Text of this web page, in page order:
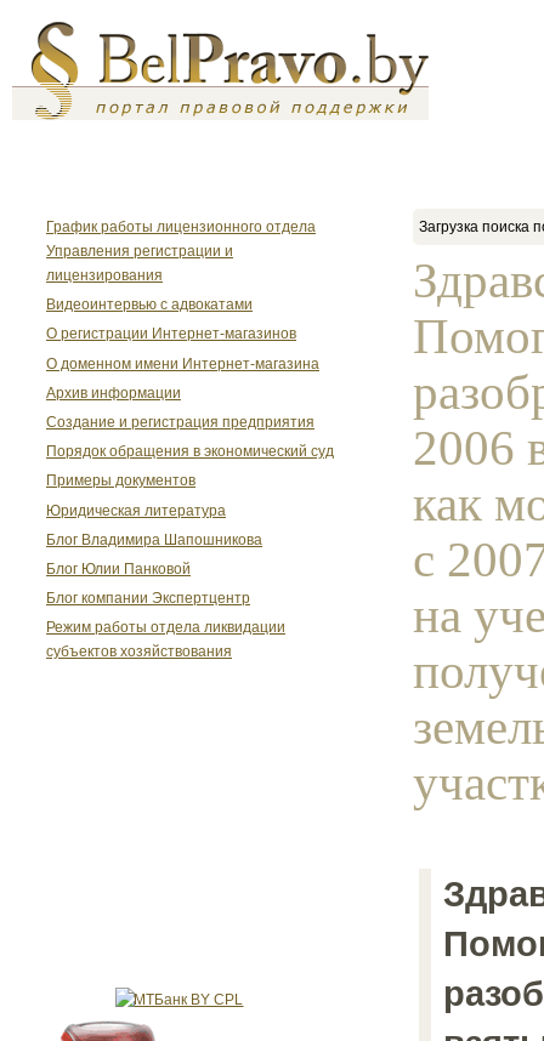
График работы лицензионного отдела
Управления регистрации и
лицензирования
Видеоинтервью с адвокатами
О регистрации Интернет-магазинов
О доменном имени Интернет-магазина
Архив информации
Создание и регистрация предприятия
Порядок обращения в экономический суд
Примеры документов
Юридическая литература
Блог Владимира Шапошникова
Блог Юлии Панковой
Блог компании Экспертцентр
Режим работы отдела ликвидации
субъектов хозяйствования
Загрузка поиска
2006
как
с
на